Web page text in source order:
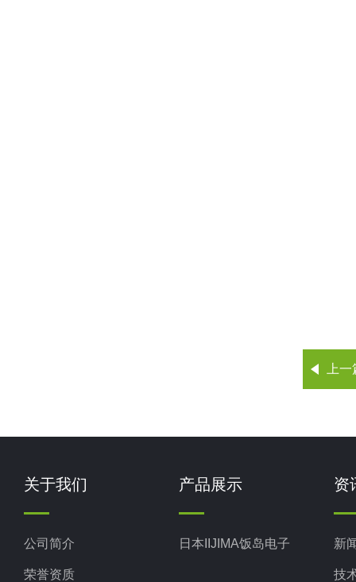
上
关于我们
公司简介
荣誉资质
产品展示
日本IIJIMA饭岛电子
资
新
技